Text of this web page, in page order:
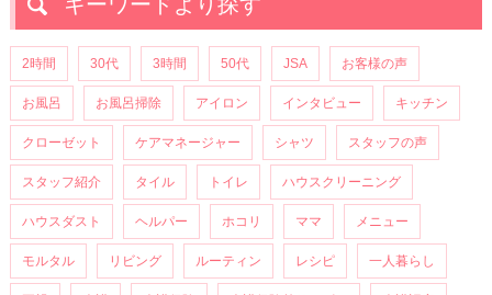
2時間 30代 3時間 50代 JSA お客様の声
お風呂 お風呂掃除 アイロン インタビュー キッチン
クローゼット ケアマネージャー シャツ スタッフの声
スタッフ紹介 タイル トイレ ハウスクリーニング
ハウスダスト ヘルパー ホコリ ママ メニュー
モルタル リビング ルーティン レシピ 一人暮らし